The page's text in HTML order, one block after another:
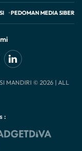
PEDOMAN MEDIA SIBER
LinkedIn
MANDIRI © 2026 | ALL
: